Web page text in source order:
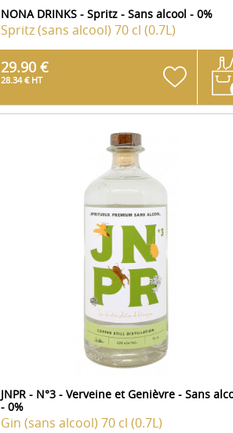
NONA DRINKS - Spritz - Sans alcool - 0%
Spritz (sans alcool) 70 cl (0.7L)
29.90 €
28.34 € HT
JNPR - N°3 - Verveine et Genièvre - Sans
- 0%
Gin (sans alcool) 70 cl (0.7L)